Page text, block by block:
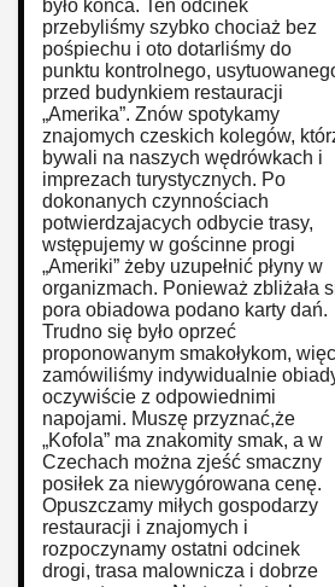
było końca. Ten odcinek
przebyliśmy szybko chociaż bez
pośpiechu i oto dotarliśmy do
punktu kontrolnego,
przed budynkiem restauracji
„Amerika”. Znów spotykamy
znajomych czeskich kolegów,
bywali na naszych wędrówkach i
imprezach turystycznych. Po
dokonanych czynnościach
potwierdzajacych odbycie trasy,
wstępujemy w gościnne progi
„Ameriki” żeby uzupełnić płyny w
organizmach. Ponieważ zbliżała
pora obiadowa podano karty dań.
Trudno się było oprzeć
proponowanym smakołykom, więc
zamówiliśmy indywidualnie
oczywiście z odpowiednimi
napojami. Muszę przyznać,że
„Kofola” ma znakomity smak, a w
Czechach można zjeść smaczny
posiłek za niewygórowana cenę.
Opuszczamy miłych gospodarzy
restauracji i znajomych i
rozpoczynamy ostatni odcinek
drogi, trasa malownicza i dobrze